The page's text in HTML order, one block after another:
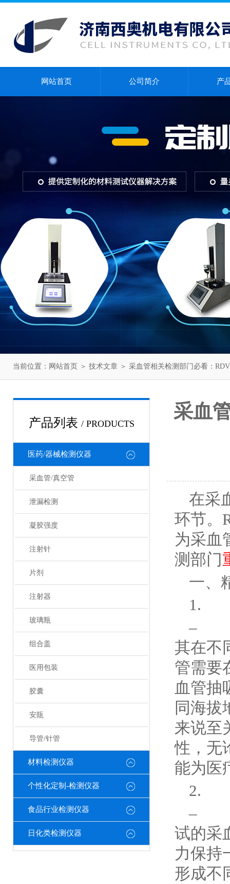
网站首页 公司简介 产
当前位置： 网站首页 ＞ 技术文章 ＞ 采血管相关检测部门必看：
产品列表 / PRODUCTS
医药/器械检测仪器
采血管/真空管
泄漏检测
凝胶强度
注射针
片剂
注射器
玻璃瓶
组合盖
医用包装
胶囊
安瓿
导管/针管
材料检测仪器
个性化定制-检测仪器
食品行业检测仪器
日化类检测仪器
采血
在采
环节。
为采血
测部门
一、
1.
–
其在不
管需要
血管抽
同海拔
来说至
性，无
能为医
2.
– 其
试的采
力保持
形成不